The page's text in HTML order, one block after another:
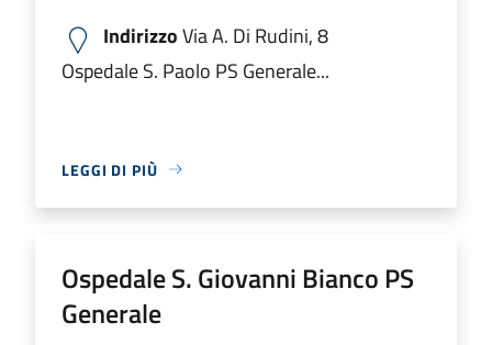
IndirizzoVia A. Di Rudini, 8
Ospedale S. Paolo PS Generale...
LEGGI DI PIÙ
Ospedale S. Giovanni Bianco PS
Generale